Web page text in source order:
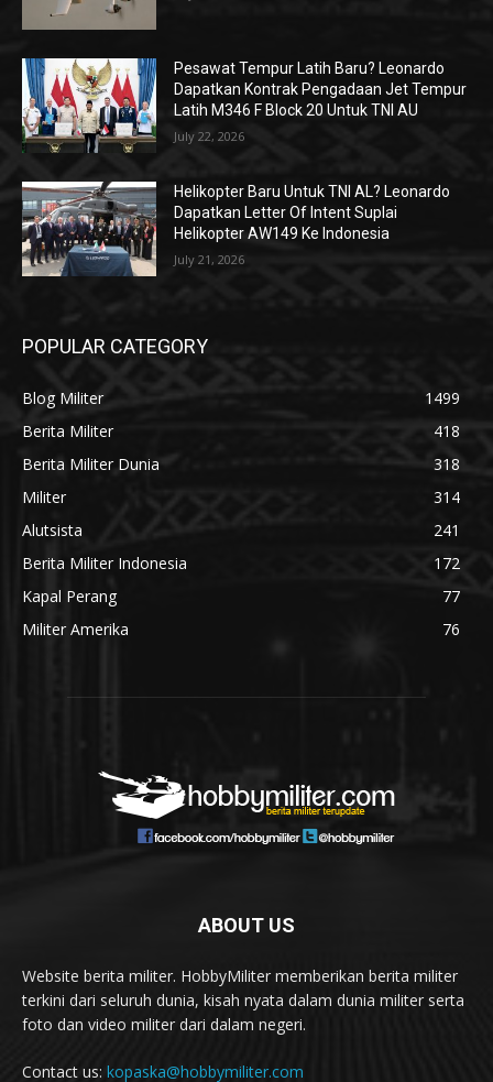
Pesawat Tempur Latih Baru? Leonardo
Dapatkan Kontrak Pengadaan Jet Tempur
Latih M346 F Block 20 Untuk TNI AU
July 22, 2026
Helikopter Baru Untuk TNI AL? Leonardo
Dapatkan Letter Of Intent Suplai
Helikopter AW149 Ke Indonesia
July 21, 2026
POPULAR CATEGORY
Blog Militer
1499
Berita Militer
418
Berita Militer Dunia
318
Militer
314
Alutsista
241
Berita Militer Indonesia
172
Kapal Perang
77
Militer Amerika
76
ABOUT US
Website berita militer. HobbyMiliter memberikan berita militer
terkini dari seluruh dunia, kisah nyata dalam dunia militer serta
foto dan video militer dari dalam negeri.
Contact us: kopaska@hobbymiliter.com